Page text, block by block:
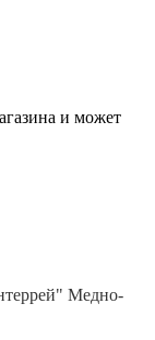
и может
Медно-